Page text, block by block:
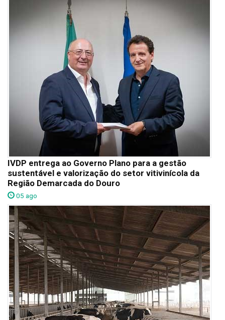
IVDP entrega ao Governo Plano para a gestão
sustentável e valorização do setor vitivinícola da
Região Demarcada do Douro
05 ago